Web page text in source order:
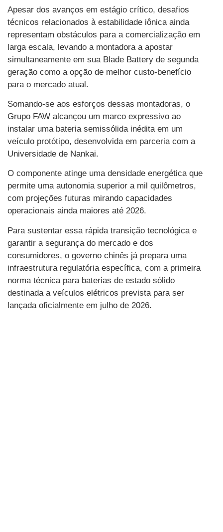
Apesar dos avanços em estágio crítico, desafios
técnicos relacionados à estabilidade iônica ainda
representam obstáculos para a comercialização em
larga escala, levando a montadora a apostar
simultaneamente em sua Blade Battery de segunda
geração como a opção de melhor custo-benefício
para o mercado atual.
Somando-se aos esforços dessas montadoras, o
Grupo FAW alcançou um marco expressivo ao
instalar uma bateria semissólida inédita em um
veículo protótipo, desenvolvida em parceria com a
Universidade de Nankai.
O componente atinge uma densidade energética que
permite uma autonomia superior a mil quilômetros,
com projeções futuras mirando capacidades
operacionais ainda maiores até 2026.
Para sustentar essa rápida transição tecnológica e
garantir a segurança do mercado e dos
consumidores, o governo chinês já prepara uma
infraestrutura regulatória específica, com a primeira
norma técnica para baterias de estado sólido
destinada a veículos elétricos prevista para ser
lançada oficialmente em julho de 2026.